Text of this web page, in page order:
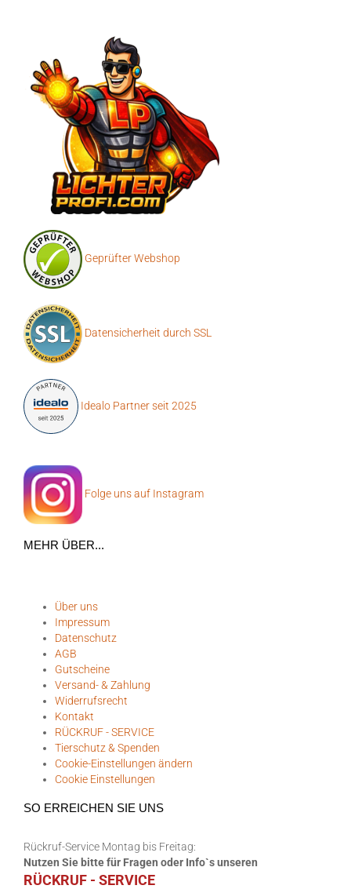
Geprüfter Webshop
Datensicherheit durch SSL
Idealo Partner seit 2025
Folge uns auf Instagram
MEHR ÜBER...
Über uns
Impressum
Datenschutz
AGB
Gutscheine
Versand- & Zahlung
Widerrufsrecht
Kontakt
RÜCKRUF - SERVICE
Tierschutz & Spenden
Cookie-Einstellungen ändern
Cookie Einstellungen
SO ERREICHEN SIE UNS
Rückruf-Service Montag bis Freitag:
Nutzen Sie bitte für Fragen oder Info`s unseren
RÜCKRUF - SERVICE